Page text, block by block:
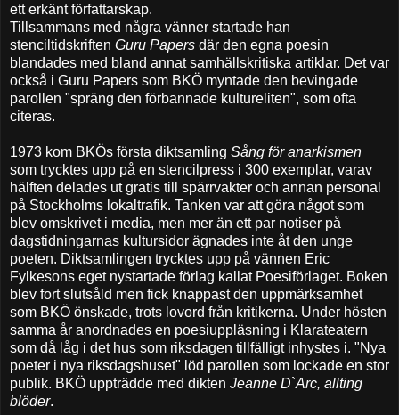
ett erkänt författarskap.
Tillsammans med några vänner startade han
stenciltidskriften Guru Papers där den egna poesin
blandades med bland annat samhällskritiska artiklar. Det var
också i Guru Papers som BKÖ myntade den bevingade
parollen "spräng den förbannade kultureliten", som ofta
citeras.
1973 kom BKÖs första diktsamling Sång för anarkismen
som trycktes upp på en stencilpress i 300 exemplar, varav
hälften delades ut gratis till spärrvakter och annan personal
på Stockholms lokaltrafik. Tanken var att göra något som
blev omskrivet i media, men mer än ett par notiser på
dagstidningarnas kultursidor ägnades inte åt den unge
poeten. Diktsamlingen trycktes upp på vännen Eric
Fylkesons eget nystartade förlag kallat Poesiförlaget. Boken
blev fort slutsåld men fick knappast den uppmärksamhet
som BKÖ önskade, trots lovord från kritikerna. Under hösten
samma år anordnades en poesiuppläsning i Klarateatern
som då låg i det hus som riksdagen tillfälligt inhystes i. "Nya
poeter i nya riksdagshuset" löd parollen som lockade en stor
publik. BKÖ uppträdde med dikten Jeanne D`Arc, allting
blöder.